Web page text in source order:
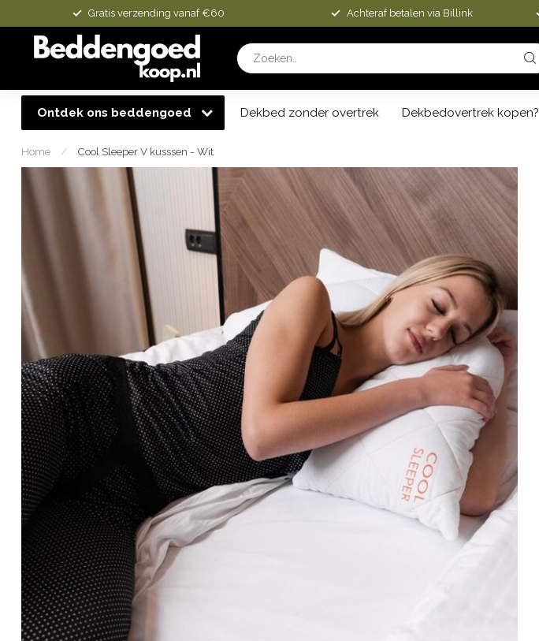
Gratis verzending vanaf €60 Achteraf betalen via Billink
Ontdek ons beddengoed Dekbed zonder overtrek Dekbedovertrek kopen?
Home / Cool Sleeper V kusssen - Wit